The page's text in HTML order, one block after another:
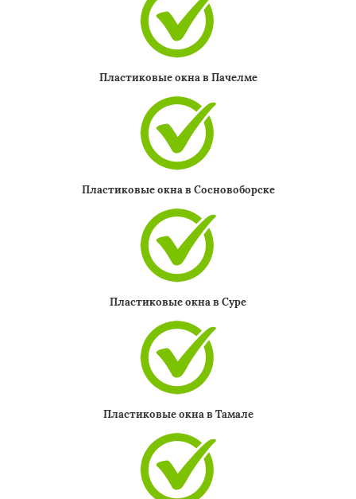
Пластиковые окна в Пачелме
Пластиковые окна в Сосновоборске
Пластиковые окна в Суре
Пластиковые окна в Тамале